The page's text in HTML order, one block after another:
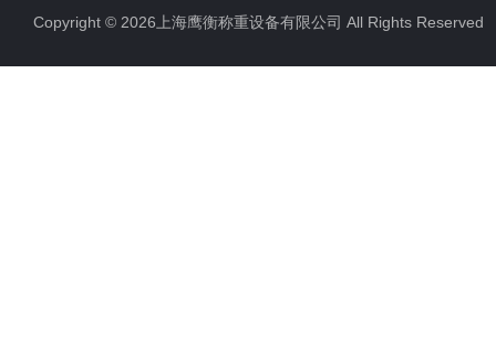
Copyright © 2026上海鹰衡称重设备有限公司 All Rights